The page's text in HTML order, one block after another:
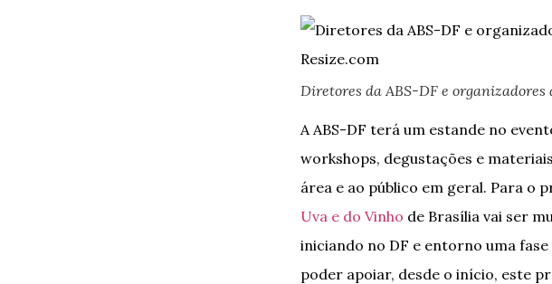
Diretores da ABS-DF e
A ABS-DF terá um estande no
workshops, degustações e
área e ao público em geral. Para o
Uva e do Vinho de Brasília vai ser
iniciando no DF e entorno uma
poder apoiar, desde o início, este